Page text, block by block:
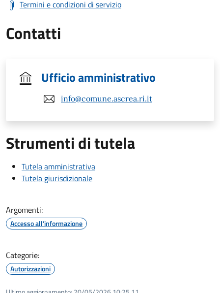
Termini e condizioni di servizio
Contatti
Ufficio amministrativo
info@comune.ascrea.ri.it
Strumenti di tutela
Tutela amministrativa
Tutela giurisdizionale
Argomenti:
Accesso all'informazione
Categorie:
Autorizzazioni